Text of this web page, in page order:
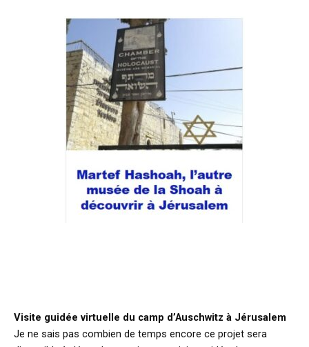
Visite guidée virtuelle du camp d’Auschwitz à Jérusalem
Je ne sais pas combien de temps encore ce projet sera